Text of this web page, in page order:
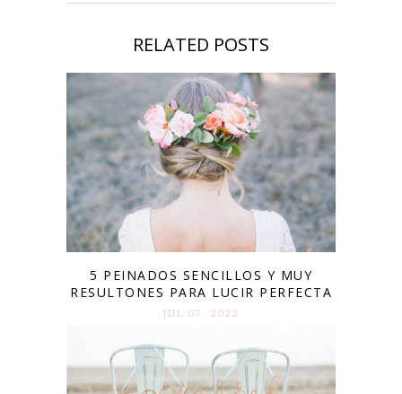
RELATED POSTS
5 PEINADOS SENCILLOS Y MUY
RESULTONES PARA LUCIR PERFECTA
JUL 07. 2022